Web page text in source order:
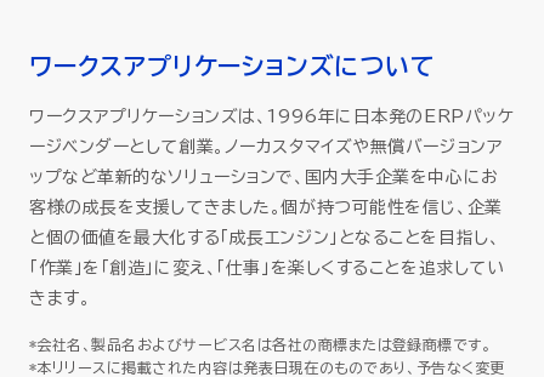
ワークスアプリケーションズについて
ワークスアプリケーションズは、1996年に日本発のERPパッケ
ージベンダーとして創業。ノーカスタマイズや無償バージョンア
ップなど革新的なソリューションで、国内大手企業を中心にお
客様の成長を支援してきました。個が持つ可能性を信じ、企業
と個の価値を最大化する「成長エンジン」となることを目指し、
「作業」を「創造」に変え、「仕事」を楽しくすることを追求してい
きます。
*会社名、製品名およびサービス名は各社の商標または登録商標です。
*本リリースに掲載された内容は発表日現在のものであり、予告なく変更